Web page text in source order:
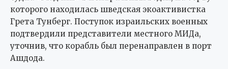
которого находилась шведская экоактивистка
Грета Тунберг. Поступок израильских военных
подтвердили представители местного МИДа,
уточнив, что корабль был перенаправлен в порт
Ашдода.